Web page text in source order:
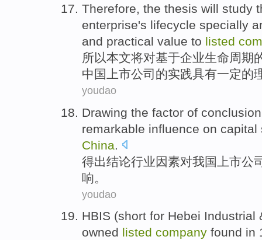
Therefore, the thesis will study
enterprise's lifecycle specially
and practical value to listed
所以本文将对基于企业生命周期
中国
上市公司 的实践具有一定的
youdao
Drawing the factor of conclusion
remarkable influence on capital
China
得出结论行业因素对我国 上市公
响 。
youdao
HBIS (short for Hebei Industrial
owned listed company found in